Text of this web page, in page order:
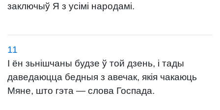
заключыў Я з усімі народамі.
11
І ён зьнішчаны будзе ў той дзень, і тады
даведаюцца бедныя з авечак, якія чакаюць
Мяне, што гэта — слова Госпада.